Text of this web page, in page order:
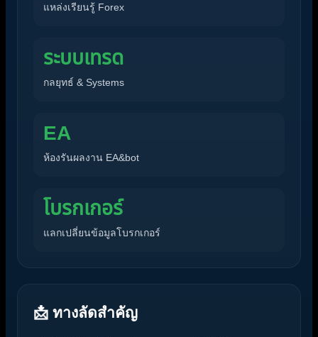
แหล่งเรียนรู้ Forex
ระบบเทรด
กลยุทธ์ & Systems
EA
ห้องรันผลงาน EA&bot
โบรกเกอร์
แลกเปลี่ยนข้อมูลโบรกเกอร์
📩 ทางลัดสำคัญ